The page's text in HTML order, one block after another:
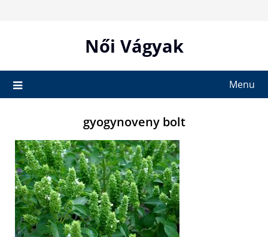
Női Vágyak
Menu
gyogynoveny bolt